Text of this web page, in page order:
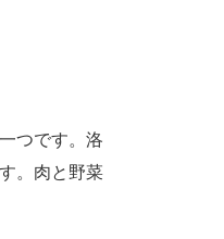
つです。洛
。肉と野菜